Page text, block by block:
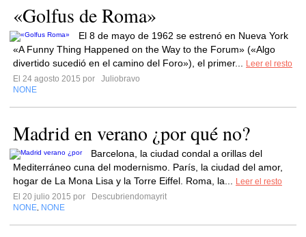
«Golfus de Roma»
El 8 de mayo de 1962 se estrenó en Nueva York
«A Funny Thing Happened on the Way to the Forum» («Algo
divertido sucedió en el camino del Foro»), el primer...
Leer el resto
El 24 agosto 2015 por
Juliobravo
NONE
Madrid en verano ¿por qué no?
Barcelona, la ciudad condal a orillas del
Mediterráneo cuna del modernismo. París, la ciudad del amor,
hogar de La Mona Lisa y la Torre Eiffel. Roma, la...
Leer el resto
El 20 julio 2015 por
Descubriendomayrit
NONE NONE